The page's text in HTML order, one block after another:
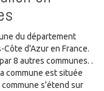
du département
d'Azur en France.
8 autres communes. .
commune est située
s'étend sur